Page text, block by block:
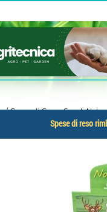
Spese di reso
/Corna di Cervo Snack